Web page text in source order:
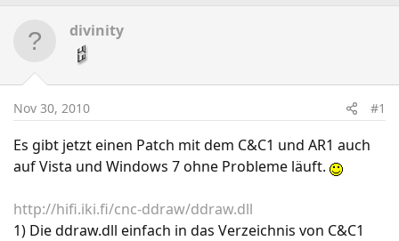
e
d
t
a
r
r
d
t
e
divinity
Nov 30, 2010 #1
Es gibt jetzt einen Patch mit dem C&C1 und AR1 auch
auf Vista und Windows 7 ohne Probleme läuft.
http://hifi.iki.fi/cnc-ddraw/ddraw.dll
1) Die ddraw.dll einfach in das Verzeichnis von C&C1